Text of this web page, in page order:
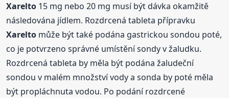
Xarelto 15 mg nebo 20 mg musí být dávka okamžitě
následována jídlem. Rozdrcená tableta přípravku
Xarelto může být také podána gastrickou sondou poté,
co je potvrzeno správné umístění sondy v žaludku.
Rozdrcená tableta by měla být podána žaludeční
sondou v malém množství vody a sonda by poté měla
být propláchnuta vodou. Po podání rozdrcené